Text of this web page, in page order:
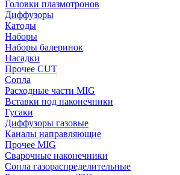
Головки плазмотронов
Диффузоры
Катоды
Наборы
Наборы балеринок
Насадки
Прочее CUT
Сопла
Расходные части MIG
Вставки под наконечники
Гусаки
Диффузоры газовые
Каналы направляющие
Прочее MIG
Сварочные наконечники
Сопла газораспределительные